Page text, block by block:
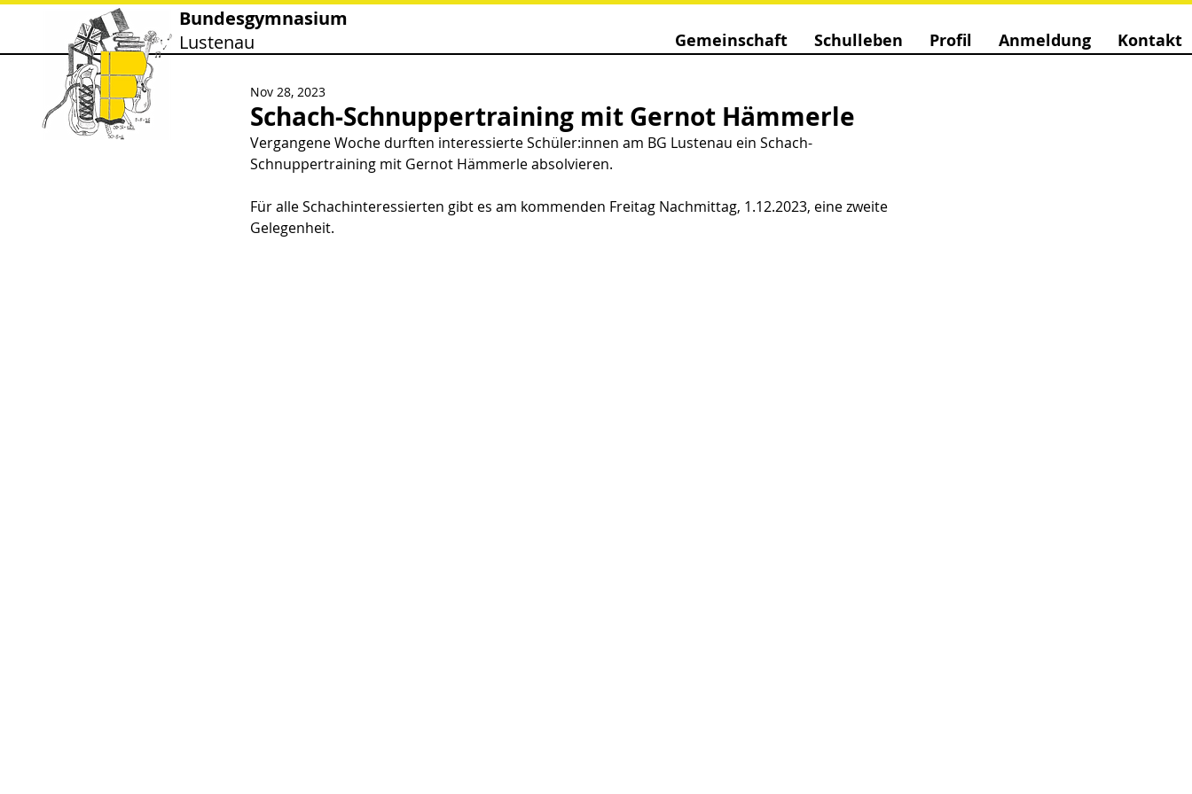
Schach-Schnuppertraining mit Gernot Hämmerle
Nov 28, 2023
Vergangene Woche durften interessierte Schüler:innen am BG Lustenau ein Schach-
Schnuppertraining mit Gernot Hämmerle absolvieren.
Für alle Schachinteressierten gibt es am kommenden Freitag Nachmittag, 1.12.2023, eine zweite
Gelegenheit.
Bundesgymnasium
Lustenau
Gemeinschaft Schulleben Profil Anmeldung Kontakt